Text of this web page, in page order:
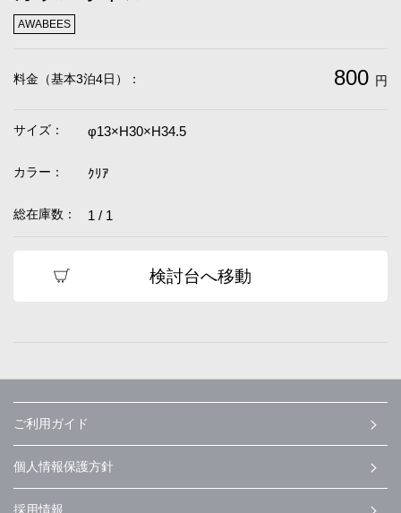
AWABEES
料金（基本3泊4日）： 800 円
サイズ： φ13×H30×H34.5
カラー： ｸﾘｱ
総在庫数： 1 / 1
検討台へ移動
ご利用ガイド
個人情報保護方針
採用情報